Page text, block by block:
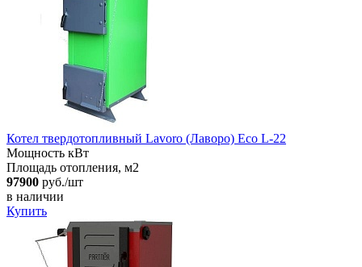
Котел твердотопливный Lavoro (Лаворо) Eco L-22
Мощность кВт
Площадь отопления, м2
97900 руб./шт
в наличии
Купить